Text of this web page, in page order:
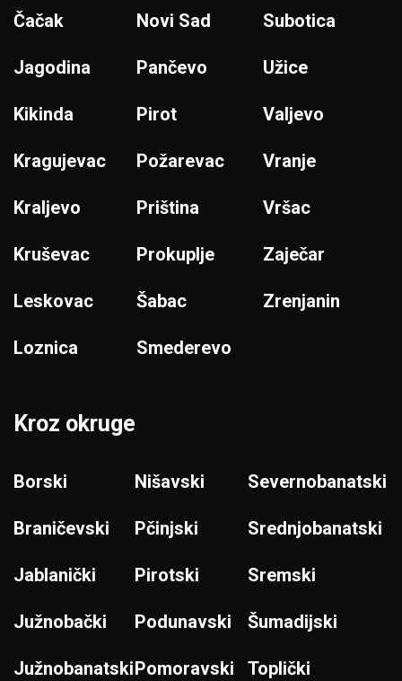
Čačak
Jagodina
Kikinda
Kragujevac
Kraljevo
Kruševac
Leskovac
Loznica
Novi Sad
Pančevo
Pirot
Požarevac
Priština
Prokuplje
Šabac
Smederevo
Subotica
Užice
Valjevo
Vranje
Vršac
Zaječar
Zrenjanin
Kroz okruge
Borski
Braničevski
Jablanički
Južnobački
Južnobanatski
Nišavski
Pčinjski
Pirotski
Podunavski
Pomoravski
Severnobanatski
Srednjobanatski
Sremski
Šumadijski
Toplički